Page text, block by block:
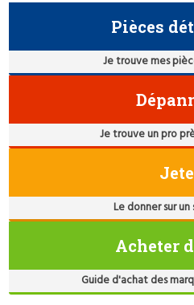
Pièces
Je trouve mes
Je trouve un pro
Le donner sur
Acheter
Guide d'achat des